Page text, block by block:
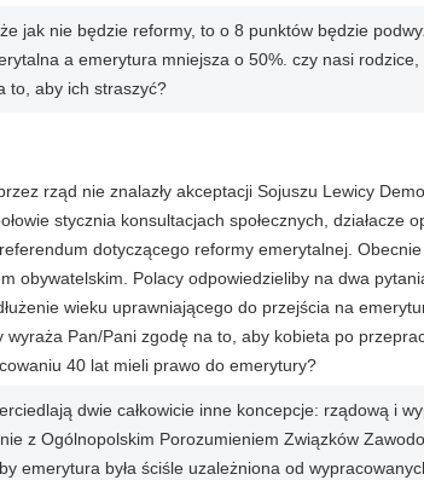
jak nie będzie reformy, to o 8 punktów będzie
a emerytura mniejsza o 50%. czy nasi
to, aby ich straszyć?
rząd nie znalazły akceptacji Sojuszu Lewicy
stycznia konsultacjach społecznych, działacze
dotyczącego reformy emerytalnej.
obywatelskim. Polacy odpowiedzieliby na dwa
wieku uprawniającego do przejścia na
wyraża Pan/Pani zgodę na to, aby kobieta po
40 lat mieli prawo do emerytury?
dwie całkowicie inne koncepcje: rządową i
z Ogólnopolskim Porozumieniem Związków
emerytura była ściśle uzależniona od